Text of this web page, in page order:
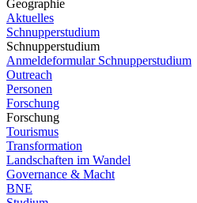
Geographie
Aktuelles
Schnupperstudium
Schnupperstudium
Anmeldeformular Schnupperstudium
Outreach
Personen
Forschung
Forschung
Tourismus
Transformation
Landschaften im Wandel
Governance & Macht
BNE